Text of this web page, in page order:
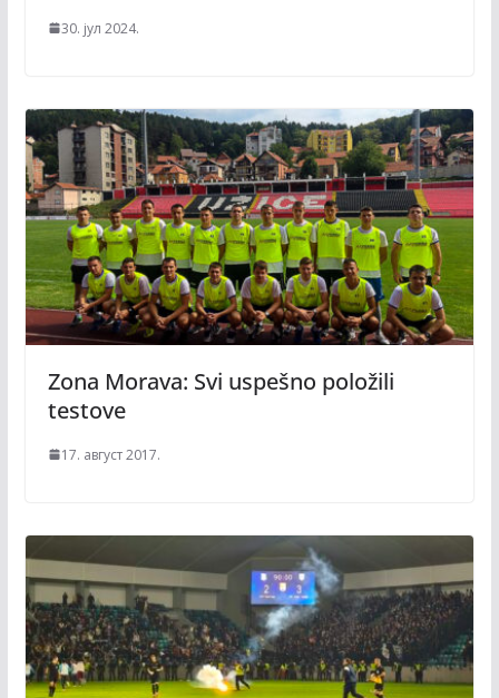
30. јул 2024.
Zona Morava: Svi uspešno položili
testove
17. август 2017.